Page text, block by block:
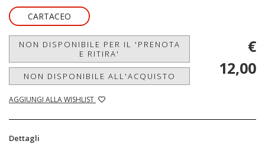
CARTACEO
NON DISPONIBILE PER IL 'PRENOTA
E RITIRA'
NON DISPONIBILE ALL'ACQUISTO
AGGIUNGI ALLA WISHLIST
€
12,00
Dettagli